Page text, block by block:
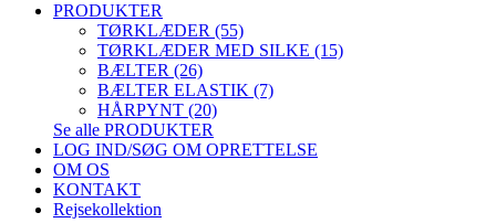
PRODUKTER
TØRKLÆDER (55)
TØRKLÆDER MED SILKE (15)
BÆLTER (26)
BÆLTER ELASTIK (7)
HÅRPYNT (20)
Se alle PRODUKTER
LOG IND/SØG OM OPRETTELSE
OM OS
KONTAKT
Rejsekollektion